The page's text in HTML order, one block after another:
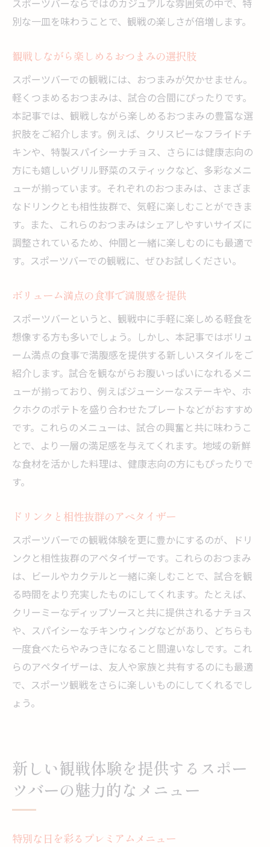
スポーツバーならではのカジュアルな雰囲気の中で、特
別な一皿を味わうことで、観戦の楽しさが倍増します。
観戦しながら楽しめるおつまみの選択肢
スポーツバーでの観戦には、おつまみが欠かせません。
軽くつまめるおつまみは、試合の合間にぴったりです。
本記事では、観戦しながら楽しめるおつまみの豊富な選
択肢をご紹介します。例えば、クリスピーなフライドチ
キンや、特製スパイシーナチョス、さらには健康志向の
方にも嬉しいグリル野菜のスティックなど、多彩なメニ
ューが揃っています。それぞれのおつまみは、さまざま
なドリンクとも相性抜群で、気軽に楽しむことができま
す。また、これらのおつまみはシェアしやすいサイズに
調整されているため、仲間と一緒に楽しむのにも最適で
す。スポーツバーでの観戦に、ぜひお試しください。
ボリューム満点の食事で満腹感を提供
スポーツバーというと、観戦中に手軽に楽しめる軽食を
想像する方も多いでしょう。しかし、本記事ではボリュ
ーム満点の食事で満腹感を提供する新しいスタイルをご
紹介します。試合を観ながらお腹いっぱいになれるメニ
ューが揃っており、例えばジューシーなステーキや、ホ
クホクのポテトを盛り合わせたプレートなどがおすすめ
です。これらのメニューは、試合の興奮と共に味わうこ
とで、より一層の満足感を与えてくれます。地域の新鮮
な食材を活かした料理は、健康志向の方にもぴったりで
す。
ドリンクと相性抜群のアペタイザー
スポーツバーでの観戦体験を更に豊かにするのが、ドリ
ンクと相性抜群のアペタイザーです。これらのおつまみ
は、ビールやカクテルと一緒に楽しむことで、試合を観
る時間をより充実したものにしてくれます。たとえば、
クリーミーなディップソースと共に提供されるナチョス
や、スパイシーなチキンウィングなどがあり、どちらも
一度食べたらやみつきになること間違いなしです。これ
らのアペタイザーは、友人や家族と共有するのにも最適
で、スポーツ観戦をさらに楽しいものにしてくれるでし
ょう。
新しい観戦体験を提供するスポー
ツバーの魅力的なメニュー
特別な日を彩るプレミアムメニュー